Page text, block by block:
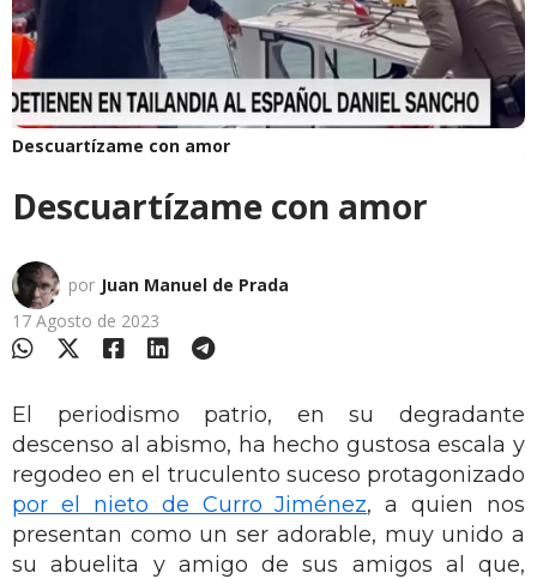
Descuartízame con amor
Descuartízame con amor
por Juan Manuel de Prada
17 Agosto de 2023
El periodismo patrio, en su degradante
descenso al abismo, ha hecho gustosa escala y
regodeo en el truculento suceso protagonizado
por el nieto de Curro Jiménez, a quien nos
presentan como un ser adorable, muy unido a
su abuelita y amigo de sus amigos al que,